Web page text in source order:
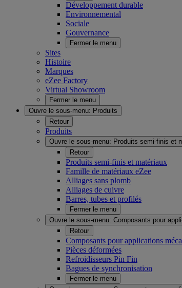
Développement durable
Environnemental
Sociale
Gouvernance
Fermer le menu
Sites
Histoire
Marques
eZee Factory
Virtual Showroom
Fermer le menu
Ouvre le sous-menu: Produits
Retour
Produits
Ouvre le sous-menu: Produits semi-finis et
Retour
Produits semi-finis et matériaux
Famille de matériaux eZee
Alliages sans plomb
Alliages de cuivre
Barres, tubes et profilés
Fermer le menu
Ouvre le sous-menu: Composants pour
Retour
Composants pour applications
Pièces déformées
Refroidisseurs Pin Fin
Bagues de synchronisation
Fermer le menu